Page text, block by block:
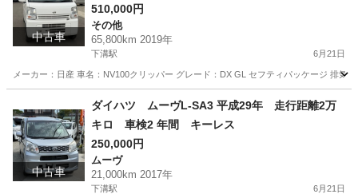
中古車
ライブレコーダー セフティサポート
510,000円
その他
65,800km 2019年
下溝駅 6月21日
メーカー：日産 車名：NV100クリッパー グレード：DX GL セフティパッケージ 排
相模原市 その他
中古車
ダイハツ ムーヴL-SA3 平成29年 走行距離2万
キロ 車検2 年間 キーレス
250,000円
ムーヴ
21,000km 2017年
下溝駅 6月21日